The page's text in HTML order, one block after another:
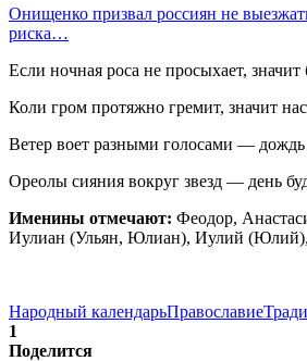
Онищенко призвал россиян не
риска…
Если ночная роса не просыхает, значит
Коли гром протяжно гремит, значит
Ветер воет разными голосами — дождь
Ореолы сияния вокруг звезд — день
Именины отмечают: Феодор,
Иулиан (Ульян, Юлиан), Иулий
Народный календарьПравославие
1
Поделится